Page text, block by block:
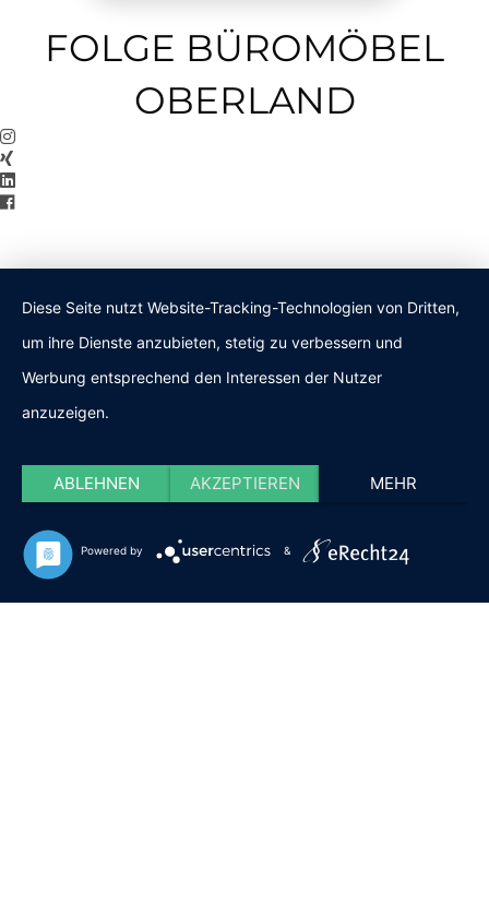
FOLGE BÜROMÖBEL
OBERLAND
Diese Seite nutzt Website-Tracking-Technologien von Dritten,
um ihre Dienste anzubieten, stetig zu verbessern und
Werbung entsprechend den Interessen der Nutzer
anzuzeigen.
ABLEHNEN AKZEPTIEREN MEHR
Powered by &